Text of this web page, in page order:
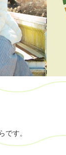
です。